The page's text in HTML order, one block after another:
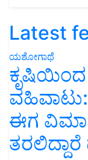
Latest
ಯಶೋಗಾಥೆ
ಈಗ